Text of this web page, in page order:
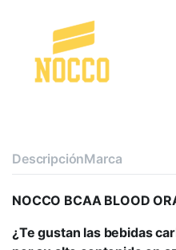
DescripciónMarca
NOCCO BCAA BLOOD
¿Te gustan las bebidas